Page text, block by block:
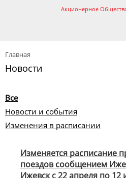
Акционерное
Главная
Новости
Все
Новости и события
Изменения в расписании
Изменяется расписание
поездов сообщением
Ижевск с 22 апреля по 12